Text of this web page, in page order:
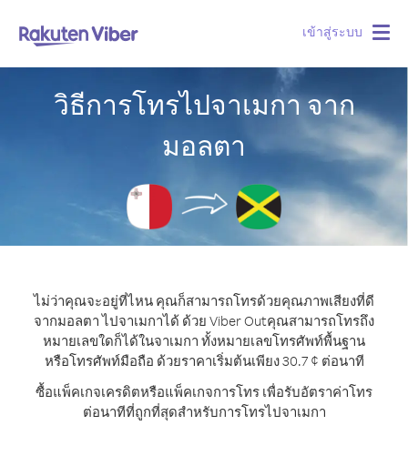
เข้าสู่ระบบ
วิธีการโทรไปจาเมกา จาก
มอลตา
ไม่ว่าคุณจะอยู่ที่ไหน คุณก็สามารถโทรด้วยคุณภาพเสียงที่ดี
จากมอลตา ไปจาเมกาได้ ด้วย Viber Outคุณสามารถโทรถึง
หมายเลขใดก็ได้ในจาเมกา ทั้งหมายเลขโทรศัพท์พื้นฐาน
หรือโทรศัพท์มือถือ ด้วยราคาเริ่มต้นเพียง 30.7 ¢ ต่อนาที
ซื้อแพ็คเกจเครดิตหรือแพ็คเกจการโทร เพื่อรับอัตราค่าโทร
ต่อนาทีที่ถูกที่สุดสำหรับการโทรไปจาเมกา